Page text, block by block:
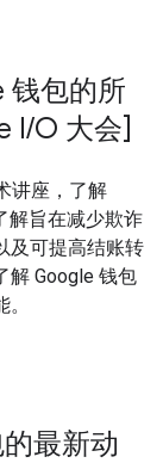
钱包的所
I/O 大会]
讲座，了解
解旨在减少欺诈
及可提高结账转
解 Google 钱包
最新动